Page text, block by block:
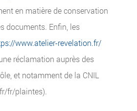
en matière de conservation
documents. Enfin, les
www.atelier-revelation.fr/
réclamation auprès des
et notamment de la CNIL
fr/plaintes).